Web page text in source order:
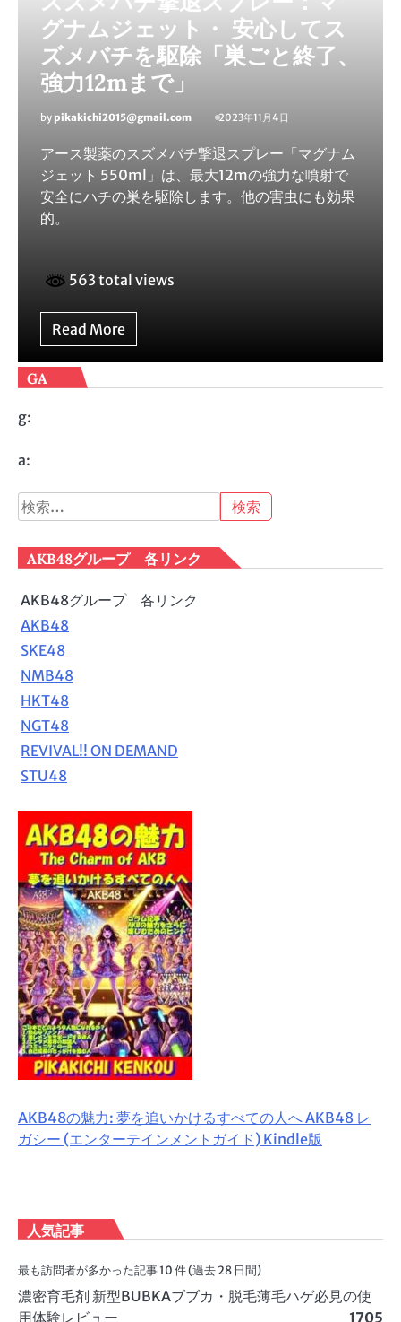
グナムジェット・ 安心してス
ズメバチを駆除「巣ごと終了、
強力12mまで」
by pikakichi2015@gmail.com 2023年11月4日
アース製薬のスズメバチ撃退スプレー「マグナム
ジェット 550ml」は、最大12mの強力な噴射で
安全にハチの巣を駆除します。他の害虫にも効果
的。
563 total views
Read More
GA
g:
a:
検
索:
AKB48グループ 各リンク
AKB48グループ 各リンク
AKB48
SKE48
NMB48
HKT48
NGT48
REVIVAL!! ON DEMAND
STU48
AKB48の魅力: 夢を追いかけるすべての人へ AKB48 レ
ガシー (エンターテインメントガイド) Kindle版
人気記事
最も訪問者が多かった記事 10 件 (過去 28 日間)
濃密育毛剤 新型BUBKAブブカ・脱毛薄毛ハゲ必見の使
用体験レビュー
1705